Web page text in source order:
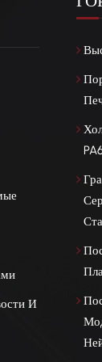
с улучшенной
под давлением,
электроники и
стимулирует
и
И